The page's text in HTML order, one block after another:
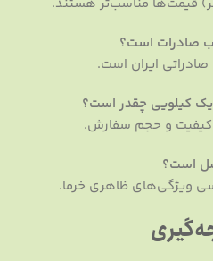
ایران است.
ویژگی‌های ظاهری خرما.